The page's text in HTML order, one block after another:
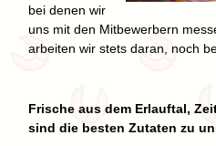
bei denen wir
uns mit den Mitbewerbern
arbeiten wir stets daran, noch
Frische aus dem Erlauftal,
sind die besten Zutaten zu